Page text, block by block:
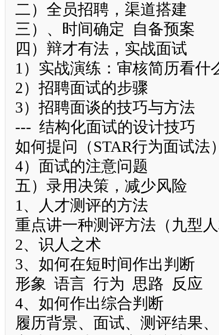
二）全员招聘，渠道搭建
三）、时间确定 自备预案
四）辩才有法，实战面试
1）实战演练：审核简历看什
2）招聘面试的步骤
3）招聘面谈的技巧与方法
--- 结构化面试的设计技巧
如何提问（STAR行为面试法
4）面试的注意问题
五）录用决策，减少风险
1、人才测评的方法
重点讲一种测评方法（九型
2、识人之术
3、如何在短时间作出判断
形象 语言 行为 思路 反应
4、如何作出综合判断
履历背景、面试、测评结果